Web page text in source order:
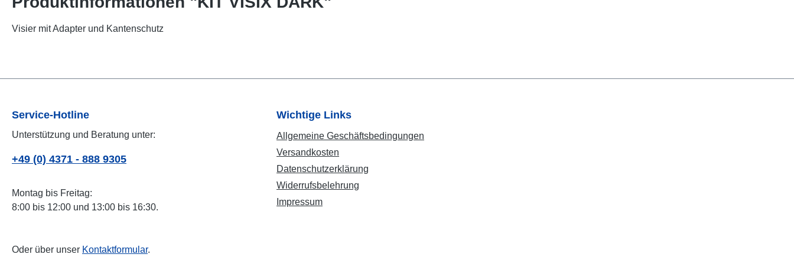
Visier mit Adapter und Kantenschutz
Service-Hotline
Unterstützung und Beratung unter:
+49 (0) 4371 - 888 9305
Montag bis Freitag:
8:00 bis 12:00 und 13:00 bis 16:30.
Oder über unser Kontaktformular.
Wichtige Links
Allgemeine Geschäftsbedingungen
Versandkosten
Datenschutzerklärung
Widerrufsbelehrung
Impressum